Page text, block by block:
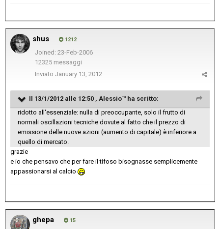
shus 1212
Joined: 23-Feb-2006
12325 messaggi
Inviato January 13, 2012
Il 13/1/2012 alle 12:50 , Alessio™ ha scritto:
ridotto all'essenziale: nulla di preoccupante, solo il frutto di
normali oscillazioni tecniche dovute al fatto che il prezzo di
emissione delle nuove azioni (aumento di capitale) è inferiore a
quello di mercato.
grazie
e io che pensavo che per fare il tifoso bisognasse semplicemente
appassionarsi al calcio
ghepa 15